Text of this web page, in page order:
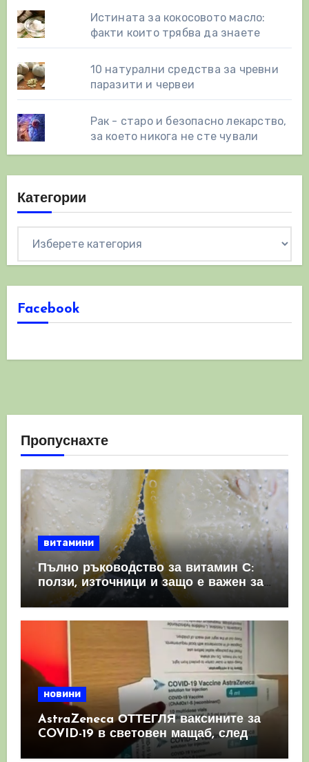
Истината за кокосовото масло:
факти които трябва да знаете
10 натурални средства за чревни
паразити и червеи
Рак - старо и безопасно лекарство,
за което никога не сте чували
Категории
Facebook
Пропуснахте
витамини
Пълно ръководство за витамин С:
ползи, източници и защо е важен за
имунната система
новини
AstraZeneca ОТТЕГЛЯ ваксините за
COVID-19 в световен мащаб, след
като призна, че те причиняват